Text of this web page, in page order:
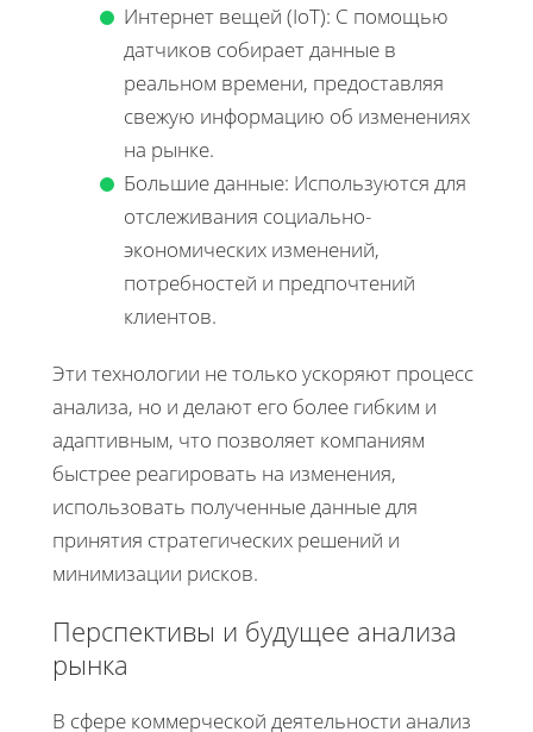
Интернет вещей (IoT): С помощью
датчиков собирает данные в
реальном времени, предоставляя
свежую информацию об изменениях
на рынке.
Большие данные: Используются для
отслеживания социально-
экономических изменений,
потребностей и предпочтений
клиентов.
Эти технологии не только ускоряют процесс
анализа, но и делают его более гибким и
адаптивным, что позволяет компаниям
быстрее реагировать на изменения,
использовать полученные данные для
принятия стратегических решений и
минимизации рисков.
Перспективы и будущее анализа
рынка
В сфере коммерческой деятельности анализ